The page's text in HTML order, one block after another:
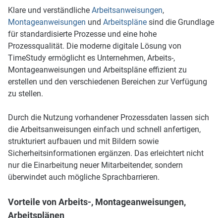
Klare und verständliche Arbeitsanweisungen,
Montageanweisungen und Arbeitsplänesind die Grundlage
für standardisierte Prozesse und eine hohe
Prozessqualität. Die moderne digitale Lösung von
TimeStudy ermöglicht es Unternehmen, Arbeits-,
Montageanweisungen und Arbeitspläne effizient zu
erstellen und den verschiedenen Bereichen zur Verfügung
zu stellen.
Durch die Nutzung vorhandener Prozessdaten lassen sich
die Arbeitsanweisungen einfach und schnell anfertigen,
strukturiert aufbauen und mit Bildern sowie
Sicherheitsinformationen ergänzen. Das erleichtert nicht
nur die Einarbeitung neuer Mitarbeitender, sondern
überwindet auch mögliche Sprachbarrieren.
Vorteile von Arbeits-, Montageanweisungen,
Arbeitsplänen